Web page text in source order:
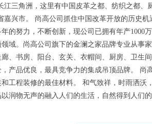
三角洲，这里有中国皮革之都、纺织之都、
兴市。 尚高公司抓住中国改革开放的历史机
的努力，不断创新，现公司已拥有年产1000
域。尚高公司旗下的金澜之家品牌专业从事
、书房、阳台、玄关、衣帽间、厨房、卫生
产品优良，最具竞争力的集成吊顶品牌。 尚
工程装修的最佳材料。 和气致祥，时雨洒沃
润物无声的融入人们的生活，自然得到人们